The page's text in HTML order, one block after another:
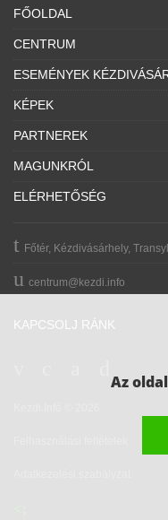
FŐOLDAL
CENTRUM
ESEMÉNYEK
KÉPEK
PARTNEREK
MAGUNKRÓL
ELÉRHETŐSÉG
Főtér, Kézdivásárhely,
centrum@kezdi.info
KAPCSOLJ RÁNK
Az